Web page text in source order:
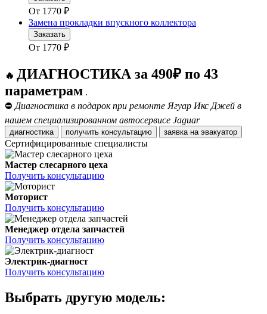
От 1770 ₽
Замена прокладки впускного коллектора
Заказать
От 1770 ₽
🔥 ДИАГНОСТИКА за 490₽ по 43
параметрам .
⛔ Диагностика в подарок при ремонте Ягуар Икс Джей в
нашем специализированном автосервисе Jaguar
диагностика получить консультацию заявка на эвакуатор
Сертифицированные специалисты
Мастер слесарного цеха
Получить консультацию
Моторист
Получить консультацию
Менеджер отдела запчастей
Получить консультацию
Электрик-диагност
Получить консультацию
Выбрать другую модель: